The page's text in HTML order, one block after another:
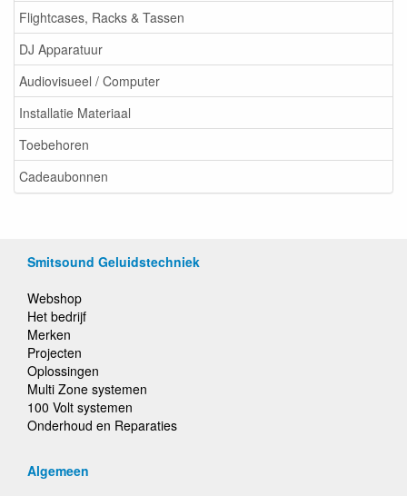
Flightcases, Racks & Tassen
DJ Apparatuur
Audiovisueel / Computer
Installatie Materiaal
Toebehoren
Cadeaubonnen
Smitsound Geluidstechniek
Webshop
Het bedrijf
Merken
Projecten
Oplossingen
Multi Zone systemen
100 Volt systemen
Onderhoud en Reparaties
Algemeen